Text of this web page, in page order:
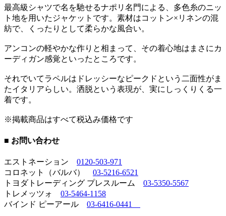
最高級シャツで名を馳せるナポリ名門による、多色糸のニッ
ト地を用いたジャケットです。素材はコットン×リネンの混
紡で、くったりとして柔らかな風合い。
アンコンの軽やかな作りと相まって、その着心地はまさにカ
ーディガン感覚といったところです。
それでいてラペルはドレッシーなピークドという二面性がま
たイタリアらしい。洒脱という表現が、実にしっくりくる一
着です。
※掲載商品はすべて税込み価格です
■ お問い合わせ
エストネーション 0120-503-971
コロネット（バルバ） 03-5216-6521
トヨダトレーディング プレスルーム 03-5350-5567
トレメッツォ 03-5464-1158
バインド ピーアール 03-6416-0441